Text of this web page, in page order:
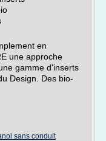
en
une approche
gamme d'inserts
Design. Des bio-
sans conduit